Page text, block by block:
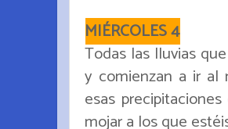
MIÉRCOLES 4
Todas las lluvias
y comienzan a ir al
esas
mojar a los que